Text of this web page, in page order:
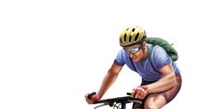
Archivo Municipal
Correo-e gratis
Códigos para FACe